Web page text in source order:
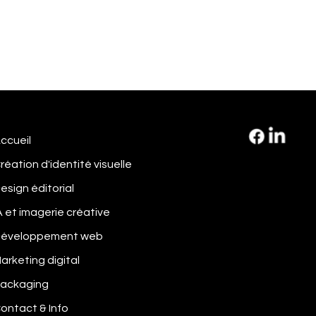
d'identité visuelle
éditorial
et imagerie créative
web
digital
& Info